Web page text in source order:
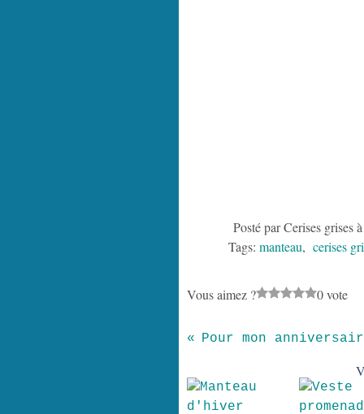
Posté par Cerises grises
Tags: manteau, cerises
Vous aimez ? 0 vote
Pour mon